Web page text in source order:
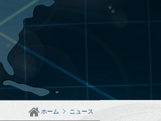
ホーム ニュース